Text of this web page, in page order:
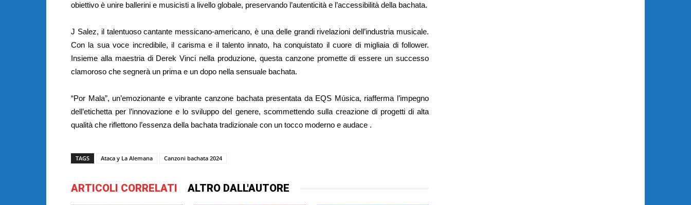
obiettivo è unire ballerini e musicisti a livello globale, preservando l’autenticità e l’accessibilità della bachata.
J Salez, il talentuoso cantante messicano-americano, è una delle grandi rivelazioni dell’industria musicale.
Con la sua voce incredibile, il carisma e il talento innato, ha conquistato il cuore di migliaia di follower.
Insieme alla maestria di Derek Vinci nella produzione, questa canzone promette di essere un successo
clamoroso che segnerà un prima e un dopo nella sensuale bachata.
“Por Mala”, un’emozionante e vibrante canzone bachata presentata da EQS Música, riafferma l’impegno
dell’etichetta per l’innovazione e lo sviluppo del genere, scommettendo sulla creazione di progetti di alta
qualità che riflettono l’essenza della bachata tradizionale con un tocco moderno e audace .
TAGS Ataca y La Alemana Canzoni bachata 2024
ARTICOLI CORRELATI ALTRO DALL'AUTORE